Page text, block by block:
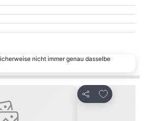
nicht immer genau dasselbe
Teilen
Zu Favoriten